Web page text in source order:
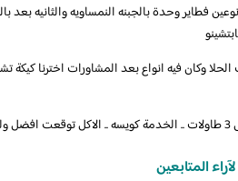
فطاير وحدة بالجبنه النمساويه والثانيه
وكان فيه انواع بعد المشاورات اخترنا كيكة
لآراء المتابعين